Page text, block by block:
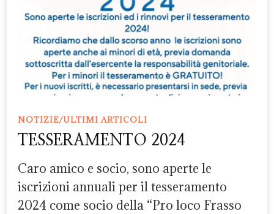
NOTIZIE/ULTIMI ARTICOLI
TESSERAMENTO 2024
Caro amico e socio, sono aperte le
iscrizioni annuali per il tesseramento
2024 come socio della “Pro loco Frasso